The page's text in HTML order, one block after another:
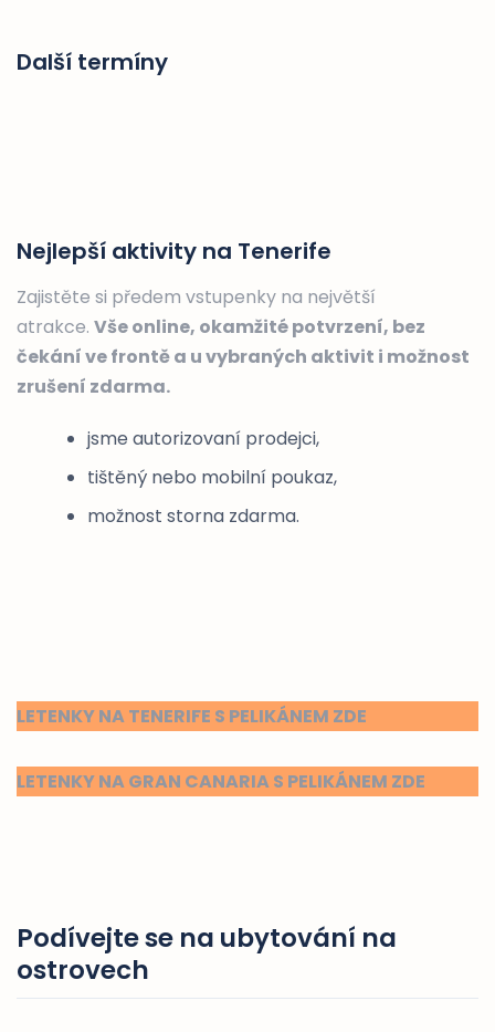
Další termíny
Nejlepší aktivity na Tenerife
Zajistěte si předem vstupenky na největší
atrakce. Vše online, okamžité potvrzení, bez
čekání ve frontě a u vybraných aktivit i možnost
zrušení zdarma.
jsme autorizovaní prodejci,
tištěný nebo mobilní poukaz,
možnost storna zdarma.
LETENKY NA TENERIFE S PELIKÁNEM ZDE
LETENKY NA GRAN CANARIA S PELIKÁNEM ZDE
Podívejte se na ubytování na
ostrovech